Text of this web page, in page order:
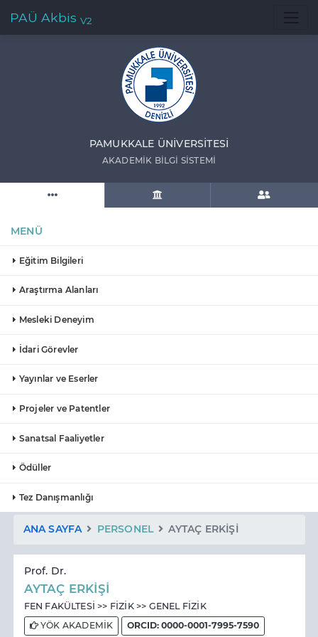
PAÜ Akbis V2
PAMUKKALE ÜNIVERSITESI
AKADEMIK BILGI SISTEMI
MENÜ
Eğitim Bilgileri
Araştırma Alanları
Mesleki Deneyim
İdari Görevler
Yayınlar ve Eserler
Projeler ve Patentler
Sanatsal Faaliyetler
Ödüller
Tez Danışmanlığı
ANA SAYFA PERSONEL AYTAÇ ERKİŞİ
Prof. Dr.
AYTAÇ ERKİŞİ
FEN FAKÜLTESİ >> FİZİK >> GENEL FİZİK
YÖK AKADEMİK
ORCID: 0000-0001-7995-7590